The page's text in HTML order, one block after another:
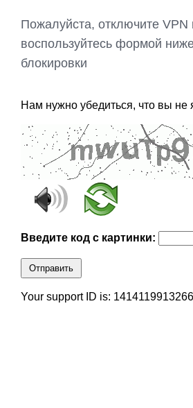
Пожалуйста, отключите VPN
воспользуйтесь формой
блокировки
Нам нужно убедиться, что вы не
Введите код с картинки:
Отправить
Your support ID is: